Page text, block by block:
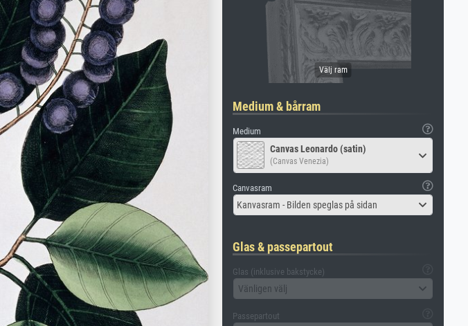
Medium & bårram
Medium
Canvas Leonardo (satin)
(Canvas Venezia)
Canvasram
Kanvasram - Bilden speglas på sidan
Glas & passepartout
Glas (inklusive bakstycke)
Vänligen välj
Passepartout